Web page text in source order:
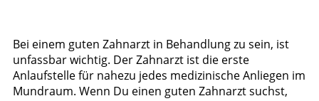
Bei einem guten Zahnarzt in Behandlung zu sein, ist
unfassbar wichtig. Der Zahnarzt ist die erste
Anlaufstelle für nahezu jedes medizinische Anliegen im
Mundraum. Wenn Du einen guten Zahnarzt suchst,